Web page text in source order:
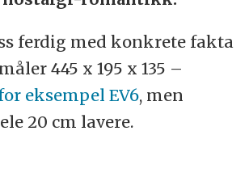
ferdig med konkrete fakta
445 x 195 x 135 –
eksempel EV6, men
20 cm lavere.